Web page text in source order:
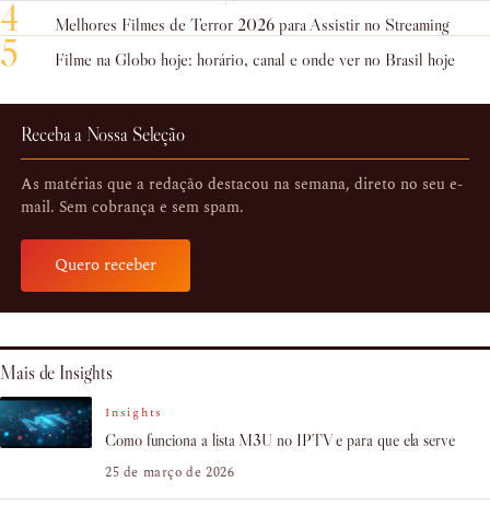
4 Melhores Filmes de Terror 2026 para Assistir no Streaming
5 Filme na Globo hoje: horário, canal e onde ver no Brasil hoje
Receba a Nossa Seleção
As matérias que a redação destacou na semana, direto no seu e-
mail. Sem cobrança e sem spam.
Quero receber
Mais de Insights
Insights
Como funciona a lista M3U no IPTV e para que ela serve
25 de março de 2026